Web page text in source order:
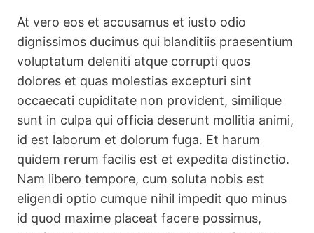
At vero eos et accusamus et iusto odio
dignissimos ducimus qui blanditiis praesentium
voluptatum deleniti atque corrupti quos
dolores et quas molestias excepturi sint
occaecati cupiditate non provident, similique
sunt in culpa qui officia deserunt mollitia animi,
id est laborum et dolorum fuga. Et harum
quidem rerum facilis est et expedita distinctio.
Nam libero tempore, cum soluta nobis est
eligendi optio cumque nihil impedit quo minus
id quod maxime placeat facere possimus,